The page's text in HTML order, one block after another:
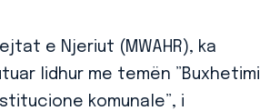
e Njeriut (MWAHR), ka
lidhur me temën ”Buxhetimi
komunale”, i